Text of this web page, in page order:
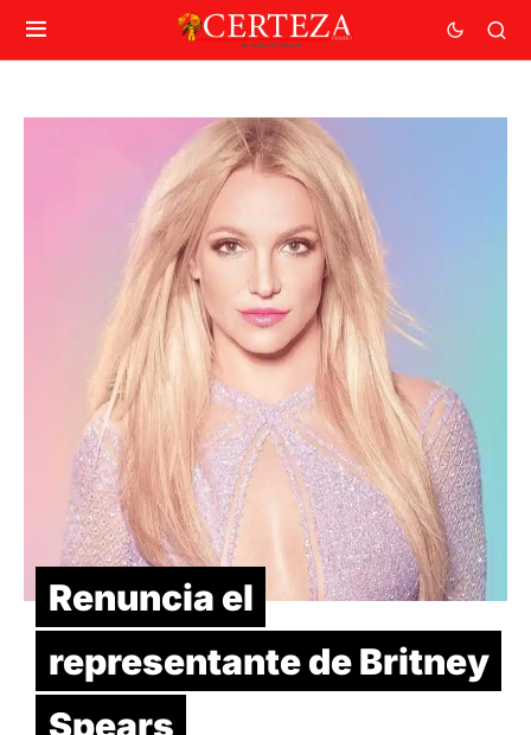
Renuncia el
representante de Britney
Spears